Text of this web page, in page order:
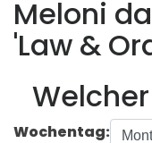
Meloni
'Law &
Wochentag: